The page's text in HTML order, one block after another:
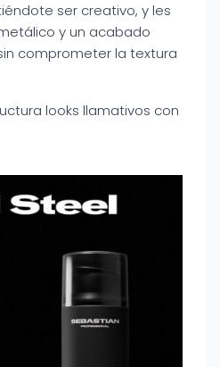
ser creativo, y les
y un acabado
comprometer la textura
looks llamativos con